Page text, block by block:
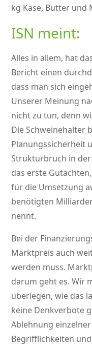
kg Käse, Butter und
ISN meint:
Alles in allem, hat
Bericht einen
dass man sich
Unserer Meinung
nicht zu tun, denn
Die Schweinehalter
Planungssicherheit
Strukturbruch in der
das erste
für die Umsetzung
benötigten
nennt.
Bei der
Marktpreis auch
werden muss.
darum geht es. Wir
überlegen, wie das
keine Denkverbote
Ablehnung
Begrifflichkeiten